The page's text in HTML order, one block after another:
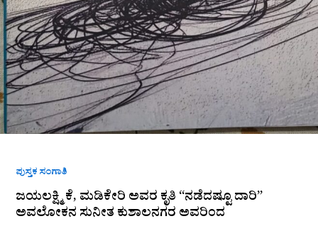
ಪುಸ್ತಕ ಸಂಗಾತಿ
ಜಯಲಕ್ಷ್ಮಿ ಕೆ, ಮಡಿಕೇರಿ ಅವರ ಕೃತಿ “ನಡೆದಷ್ಟೂ ದಾರಿ”
ಅವಲೋಕನ ಸುನೀತ ಕುಶಾಲನಗರ ಅವರಿಂದ